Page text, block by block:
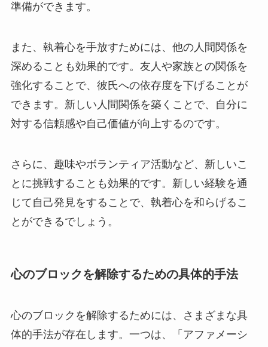
準備ができます。
また、執着心を手放すためには、他の人間関係を
深めることも効果的です。友人や家族との関係を
強化することで、彼氏への依存度を下げることが
できます。新しい人間関係を築くことで、自分に
対する信頼感や自己価値が向上するのです。
さらに、趣味やボランティア活動など、新しいこ
とに挑戦することも効果的です。新しい経験を通
じて自己発見をすることで、執着心を和らげるこ
とができるでしょう。
心のブロックを解除するための具体的手法
心のブロックを解除するためには、さまざまな具
体的手法が存在します。一つは、「アファメーシ